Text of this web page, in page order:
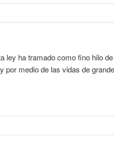
ha tramado como fino hilo
medio de las vidas de